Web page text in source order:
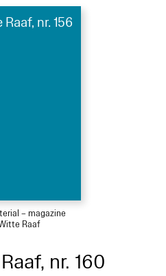
nr. 156
– magazine
Raaf
nr. 160